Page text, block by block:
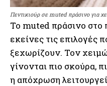
Πεντικιούρ σε muted πράσινο για
Το muted πράσινο στο
εκείνες τις επιλογές
ξεχωρίζουν. Τον
γίνονται πιο σκούρα,
η απόχρωση